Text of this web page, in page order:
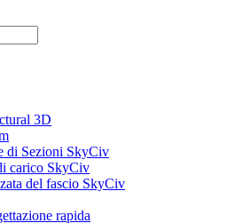
3D
di Sezioni SkyCiv
carico SkyCiv
del fascio SkyCiv
rapida